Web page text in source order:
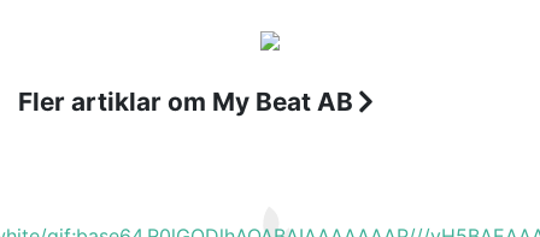
Fler artiklar om My Beat AB